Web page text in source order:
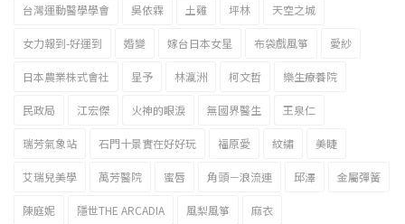
台灣運動醫學學會 吳依霖 土雞 坪林 天空之城
女力報到-好運到 婚變 嫁台日本女星 布袋戲風箏 愛紗
日本農業株式會社 星予 林瀛洲 柯文哲 樂生療養院
民政局 江宏傑 火神的眼淚 無國界醫生 王泉仁
瑞芳氣象站 石門十景實在好好玩 福原愛 紋繡 美睫
艾瑞兒美學 萬芳醫院 蜜唇 角頭－浪流連 邱澤 金屬彈簧
陳庭妮 隱世THE ARCADIA 風梨風箏 麻衣